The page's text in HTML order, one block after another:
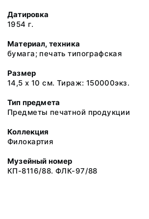
Датировка
1954 г.
Материал, техника
бумага; печать типографская
Размер
14,5 х 10 см. Тираж: 150000экз.
Тип предмета
Предметы печатной продукции
Коллекция
Филокартия
Музейный номер
КП-8116/88. ФЛК-97/88